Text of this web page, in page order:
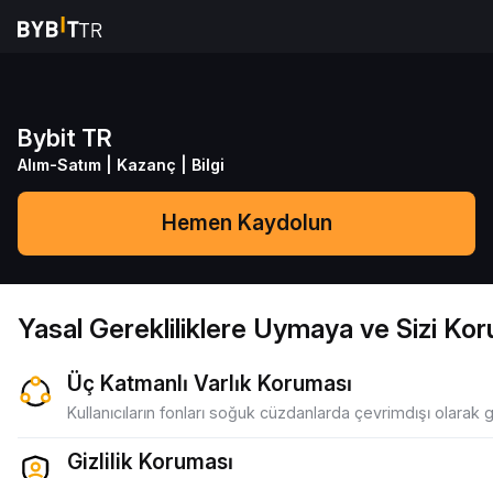
Bybit TR
Alım-Satım Kazanç Bilgi
Hemen Kaydolun
Yasal Gerekliliklere Uymaya ve Sizi
Üç Katmanlı Varlık Koruması
Kullanıcıların fonları soğuk cüzdanlarda çevrimdışı olarak
Gizlilik Koruması